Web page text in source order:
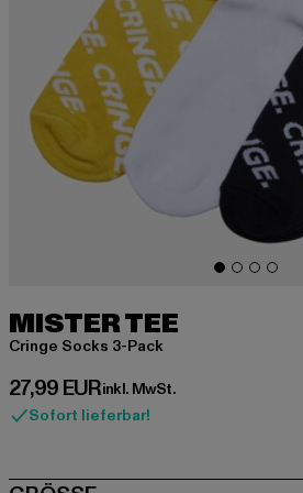
MISTER TEE
Cringe Socks 3-Pack
27,99 EUR
Derzeitiger Preis: 27,99 EUR
inkl. MwSt.
Sofort lieferbar!